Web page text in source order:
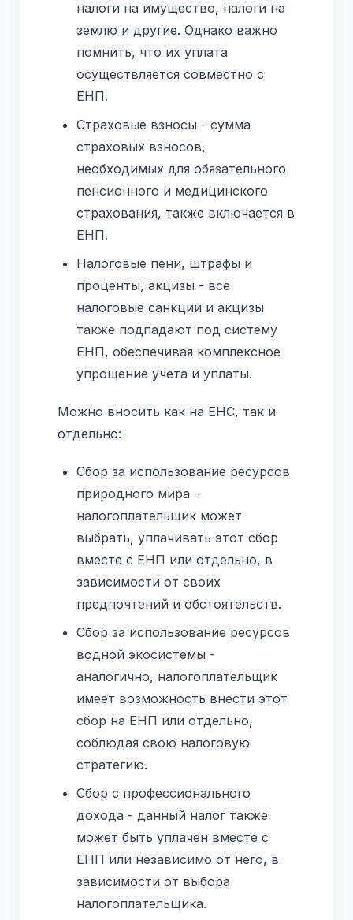
налоги на имущество, налоги на
землю и другие. Однако важно
помнить, что их уплата
осуществляется совместно с
ЕНП.
Страховые взносы - сумма
страховых взносов,
необходимых для обязательного
пенсионного и медицинского
страхования, также включается в
ЕНП.
Налоговые пени, штрафы и
проценты, акцизы - все
налоговые санкции и акцизы
также подпадают под систему
ЕНП, обеспечивая комплексное
упрощение учета и уплаты.
Можно вносить как на ЕНС, так и
отдельно:
Сбор за использование ресурсов
природного мира -
налогоплательщик может
выбрать, уплачивать этот сбор
вместе с ЕНП или отдельно, в
зависимости от своих
предпочтений и обстоятельств.
Сбор за использование ресурсов
водной экосистемы -
аналогично, налогоплательщик
имеет возможность внести этот
сбор на ЕНП или отдельно,
соблюдая свою налоговую
стратегию.
Сбор с профессионального
дохода - данный налог также
может быть уплачен вместе с
ЕНП или независимо от него, в
зависимости от выбора
налогоплательщика.